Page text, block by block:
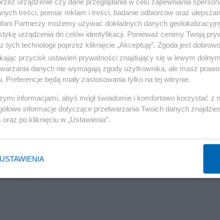
wznowiony został tranzyt zboża z Ukrainy przez
"żadna tona zboża nie zostanie w Polsce, towary
dopłaty do cen zbóż, a pomoc dla rolników ma
ukraińskiego zboża
zapytani zostali o to, kto ich zdaniem odpowiada za
treści, pomiar reklam i treści, badanie odbiorców oraz
Partnerzy możemy używać dokładnych danych
urządzenia do celów identyfikacji. Ponieważ cenimy Twoją
tych technologii poprzez kliknięcie „Akceptuję”. Zgoda jest
przycisk ustawień prywatności znajdujący się w lewym
danych nie wymagają zgody użytkownika, ale masz
Preferencje będą miały zastosowania tylko na tej witrynie.
informacjami, abyś mógł świadomie i komfortowo korzystać z
informacje dotyczące przetwarzania Twoich danych
oraz po kliknięciu w „Ustawienia”.
USTAWIENIA